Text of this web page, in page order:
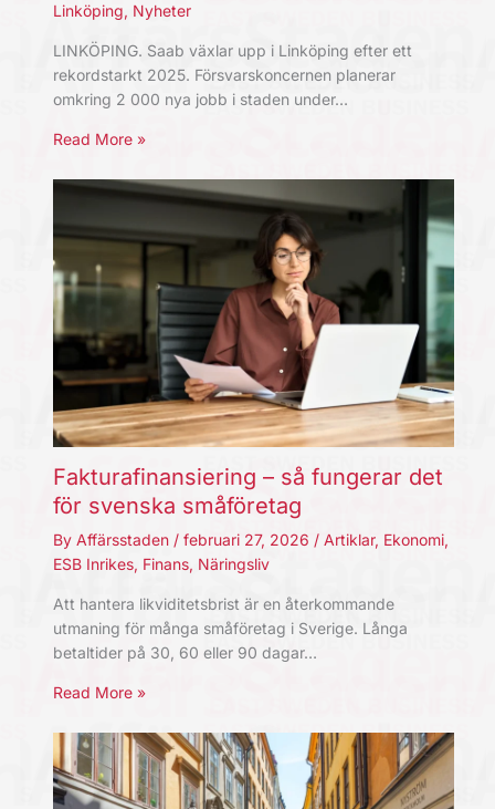
Linköping, Nyheter
LINKÖPING. Saab växlar upp i Linköping efter ett
rekordstarkt 2025. Försvarskoncernen planerar
omkring 2 000 nya jobb i staden under…
Read More »
Fakturafinansiering – så fungerar det
för svenska småföretag
By Affärsstaden / februari 27, 2026 / Artiklar, Ekonomi,
ESB Inrikes, Finans, Näringsliv
Att hantera likviditetsbrist är en återkommande
utmaning för många småföretag i Sverige. Långa
betaltider på 30, 60 eller 90 dagar…
Read More »